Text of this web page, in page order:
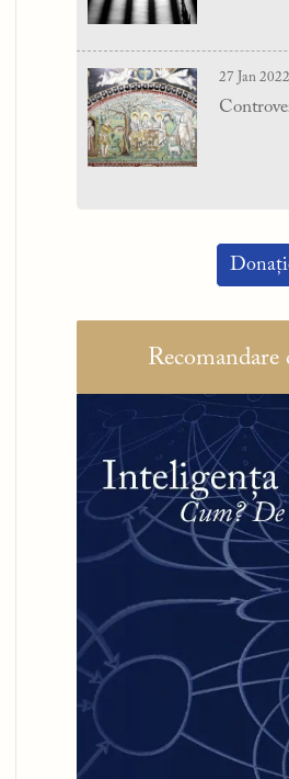
27 Jan 2022
Recomandare